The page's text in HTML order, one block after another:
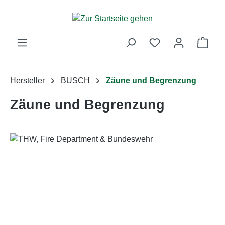
Zum Hauptinhalt springen
Hersteller BUSCH Zäune und Begrenzung
Zäune und Begrenzung